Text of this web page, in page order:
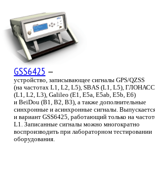
GSS6425 —
устройство, записывающее сигналы GPS/QZSS
(на частотах L1, L2, L5), SBAS (L1, L5), ГЛОНАСС
(L1, L2, L3), Galileo (E1, E5a, E5ab, E5b, E6)
и BeiDou (B1, B2, B3), а также дополнительные
синхронные и асинхронные сигналы.
и вариант GSS6425, работающий только на
L1. Записанные сигналы можно многократно
воспроизводить при лабораторном тестировании
оборудования.